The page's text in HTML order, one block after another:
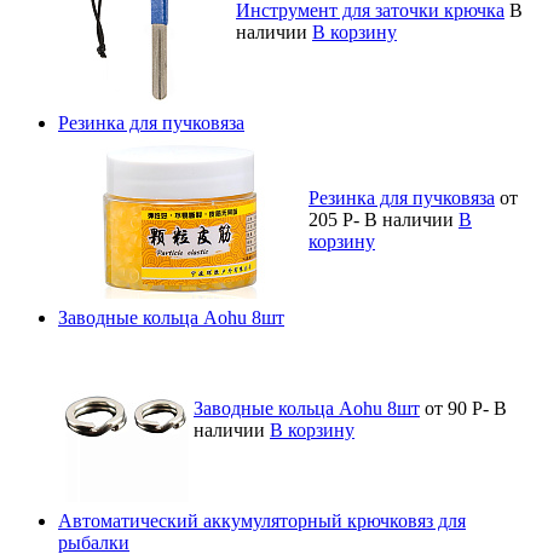
Инструмент для заточки крючка В
наличии В корзину
Резинка для пучковяза
Резинка для пучковяза от
205 Р- В наличии В
корзину
Заводные кольца Aohu 8шт
Заводные кольца Aohu 8шт от 90 Р- В
наличии В корзину
Автоматический аккумуляторный крючковяз для
рыбалки